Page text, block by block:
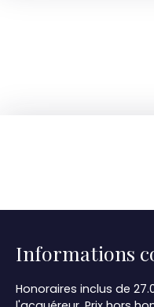
Informations
Honoraires inclus de